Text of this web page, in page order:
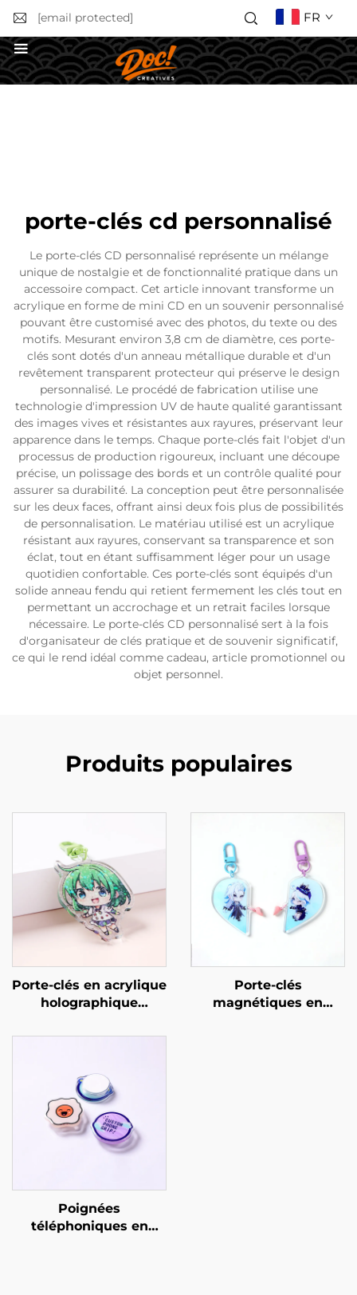
[email protected] FR
porte-clés cd personnalisé
Le porte-clés CD personnalisé représente un mélange
unique de nostalgie et de fonctionnalité pratique dans un
accessoire compact. Cet article innovant transforme un
acrylique en forme de mini CD en un souvenir personnalisé
pouvant être customisé avec des photos, du texte ou des
motifs. Mesurant environ 3,8 cm de diamètre, ces porte-
clés sont dotés d'un anneau métallique durable et d'un
revêtement transparent protecteur qui préserve le design
personnalisé. Le procédé de fabrication utilise une
technologie d'impression UV de haute qualité garantissant
des images vives et résistantes aux rayures, préservant leur
apparence dans le temps. Chaque porte-clés fait l'objet d'un
processus de production rigoureux, incluant une découpe
précise, un polissage des bords et un contrôle qualité pour
assurer sa durabilité. La conception peut être personnalisée
sur les deux faces, offrant ainsi deux fois plus de possibilités
de personnalisation. Le matériau utilisé est un acrylique
résistant aux rayures, conservant sa transparence et son
éclat, tout en étant suffisamment léger pour un usage
quotidien confortable. Ces porte-clés sont équipés d'un
solide anneau fendu qui retient fermement les clés tout en
permettant un accrochage et un retrait faciles lorsque
nécessaire. Le porte-clés CD personnalisé sert à la fois
d'organisateur de clés pratique et de souvenir significatif,
ce qui le rend idéal comme cadeau, article promotionnel ou
objet personnel.
Produits populaires
Porte-clés en acrylique
holographique
Porte-clés
magnétiques en
Poignées
téléphoniques en